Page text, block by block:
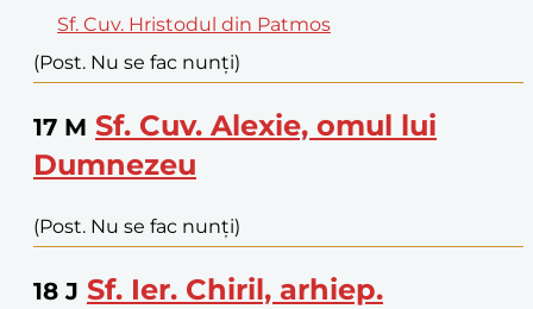
Sf. Cuv. Hristodul din Patmos
(Post. Nu se fac nunți)
17 M Sf. Cuv. Alexie, omul lui
Dumnezeu
(Post. Nu se fac nunți)
18 J Sf. Ier. Chiril, arhiep.